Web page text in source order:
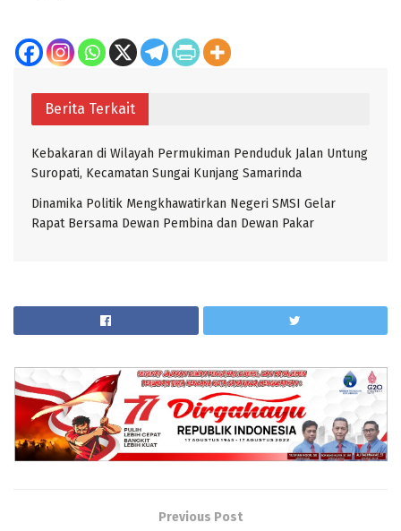
Berita Terkait
Kebakaran di Wilayah Permukiman Penduduk Jalan Untung
Suropati, Kecamatan Sungai Kunjang Samarinda
Dinamika Politik Mengkhawatirkan Negeri SMSI Gelar
Rapat Bersama Dewan Pembina dan Dewan Pakar
Previous Post